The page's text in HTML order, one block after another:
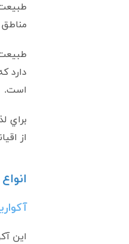
دارد
است.
براي
از
اين